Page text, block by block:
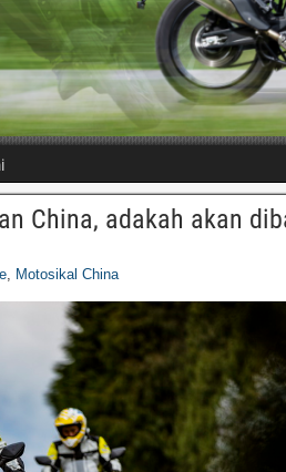
China, adakah akan
, Motosikal China